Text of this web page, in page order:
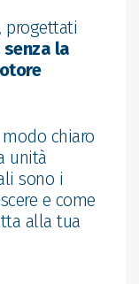
progettati
senza la
chiaro
unità
sono i
e come
alla tua